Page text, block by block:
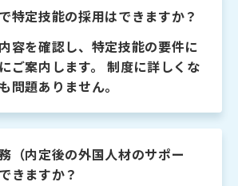
特定技能の採用はできますか？
容を確認し、特定技能の要件に
ご案内します。
制度に詳しくな
問題ありません。
（内定後の外国人材のサポー
きますか？